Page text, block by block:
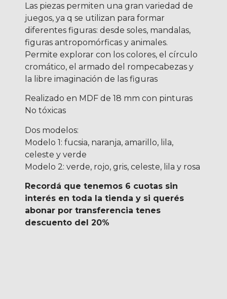
Las piezas permiten una gran variedad de
juegos, ya q se utilizan para formar
diferentes figuras: desde soles, mandalas,
figuras antropomórficas y animales.
Permite explorar con los colores, el círculo
cromático, el armado del rompecabezas y
la libre imaginación de las figuras
Realizado en MDF de 18 mm con pinturas
No tóxicas
Dos modelos:
Modelo 1: fucsia, naranja, amarillo, lila,
celeste y verde
Modelo 2: verde, rojo, gris, celeste, lila y rosa
Recordá que tenemos 6 cuotas sin
interés en toda la tienda y si querés
abonar por transferencia tenes
descuento del 20%